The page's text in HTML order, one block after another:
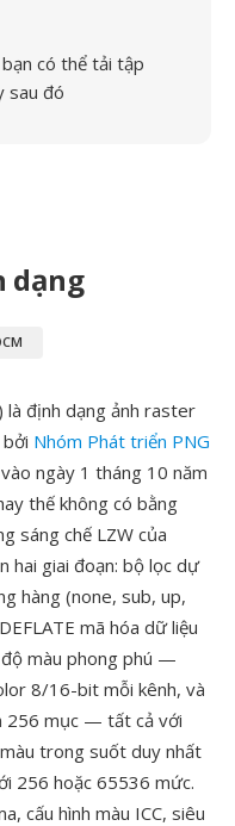
có thể tải tập
sau đó
dạng
định dạng ảnh raster
Nhóm Phát triển PNG
ngày 1 tháng 10 năm
thế không có bằng
sáng chế LZW của
hai giai đoạn: bộ lọc dự
hàng (none, sub, up,
mã hóa dữ liệu
màu phong phú —
8/16-bit mỗi kênh, và
256 mục — tất cả với
trong suốt duy nhất
256 hoặc 65536 mức.
cấu hình màu ICC, siêu